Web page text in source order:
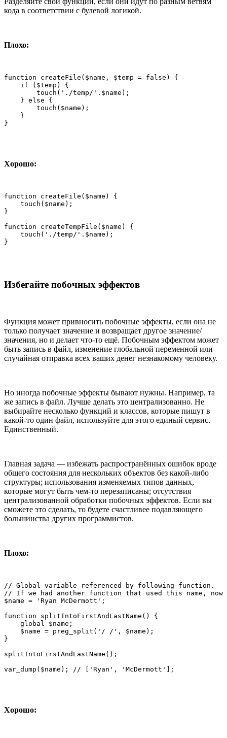
кода в соответствии с булевой логикой.
Плохо:
function createFile($name, $temp = false) {
    if ($temp) {
        touch('./temp/'.$name);
    } else {
        touch($name);
    }
}
Хорошо:
function createFile($name) {
    touch($name);
}
function createTempFile($name) {
    touch('./temp/'.$name);
}
Избегайте побочных эффектов
Функция может привносить побочные эффекты, если она не
только получает значение и возвращает другое значение/
значения, но и делает что-то ещё. Побочным эффектом может
быть запись в файл, изменение глобальной переменной или
случайная отправка всех ваших денег незнакомому человеку.
Но иногда побочные эффекты бывают нужны. Например, та
же запись в файл. Лучше делать это централизованно. Не
выбирайте несколько функций и классов, которые пишут в
какой-то один файл, используйте для этого единый сервис.
Единственный.
Главная задача — избежать распространённых ошибок вроде
общего состояния для нескольких объектов без какой-либо
структуры; использования изменяемых типов данных,
которые могут быть чем-то перезаписаны; отсутствия
централизованной обработки побочных эффектов. Если вы
сможете это сделать, то будете счастливее подавляющего
большинства других программистов.
Плохо:
// Global variable referenced by following function.
// If we had another function that used this name,
$name = 'Ryan McDermott';
function splitIntoFirstAndLastName() {
    global $name;
    $name = preg_split('/ /', $name);
}
splitIntoFirstAndLastName();
var_dump($name); // ['Ryan', 'McDermott'];
Хорошо: